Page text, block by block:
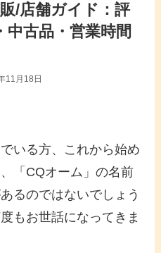
/店舗ガイド：評
中古品・営業時間
11月18日
いる方、これから始め
「CQオーム」の名前
るのではないでしょう
もお世話になってきま